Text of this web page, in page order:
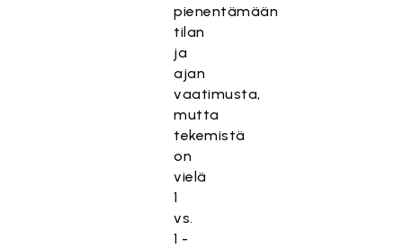
pienentämään
tilan
ja
ajan
vaatimusta,
mutta
tekemistä
on
vielä
1
vs.
1 -